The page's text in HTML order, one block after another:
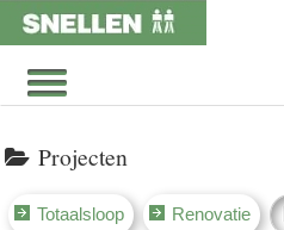
Projecten
Totaalsloop Renovatie